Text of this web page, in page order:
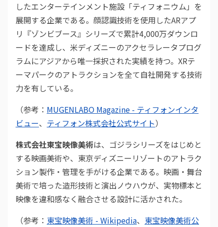
したエンターテインメント施設「ティフォニウム」を
展開する企業である。顔認識技術を使用したARアプ
リ『ゾンビブース』シリーズで累計4,000万ダウンロ
ードを達成し、米ディズニーのアクセラレータプログ
ラムにアジアから唯一採択された実績を持つ。XRテ
ーマパークのアトラクションを全て自社開発する技術
力を有している。
（参考： MUGENLABO Magazine - ティフォンインタ
ビュー、 ティフォン株式会社公式サイト）
株式会社東宝映像美術は、ゴジラシリーズをはじめと
する映画美術や、東京ディズニーリゾートのアトラク
ション製作・管理を手がける企業である。映画・舞台
美術で培った造形技術と演出ノウハウが、実物標本と
映像を違和感なく融合させる設計に活かされた。
（参考： 東宝映像美術 - Wikipedia、 東宝映像美術公